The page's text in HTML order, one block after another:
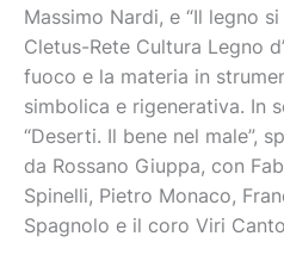
Massimo Nardi, e “Il legno
Cletus-Rete Cultura Legno
fuoco e la materia in
simbolica e rigenerativa. In
“Deserti. Il bene nel male”,
da Rossano Giuppa, con
Spinelli, Pietro Monaco,
Spagnolo e il coro Viri